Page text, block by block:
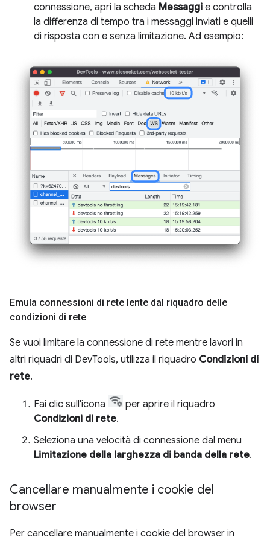
connessione, apri la scheda Messaggi e controlla
la differenza di tempo tra i messaggi inviati e quelli
di risposta con e senza limitazione. Ad esempio:
Emula connessioni di rete lente dal riquadro delle
condizioni di rete
Se vuoi limitare la connessione di rete mentre lavori in
altri riquadri di DevTools, utilizza il riquadro Condizioni di
rete.
Fai clic sull'icona
per aprire il riquadro
Condizioni di rete.
Seleziona una velocità di connessione dal menu
Limitazione della larghezza di banda della rete.
Cancellare manualmente i cookie del
browser
Per cancellare manualmente i cookie del browser in